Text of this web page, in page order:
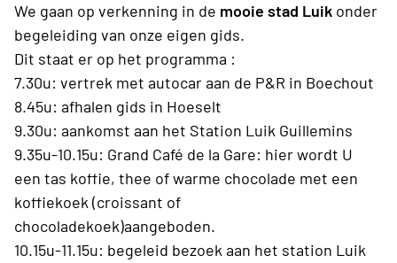
We gaan op verkenning in de mooie stad Luik onder
begeleiding van onze eigen gids.
Dit staat er op het programma :
7.30u: vertrek met autocar aan de P&R in Boechout
8.45u: afhalen gids in Hoeselt
9.30u: aankomst aan het Station Luik Guillemins
9.35u-10.15u: Grand Café de la Gare: hier wordt U
een tas koffie, thee of warme chocolade met een
koffiekoek (croissant of
chocoladekoek)aangeboden.
10.15u-11.15u: begeleid bezoek aan het station Luik